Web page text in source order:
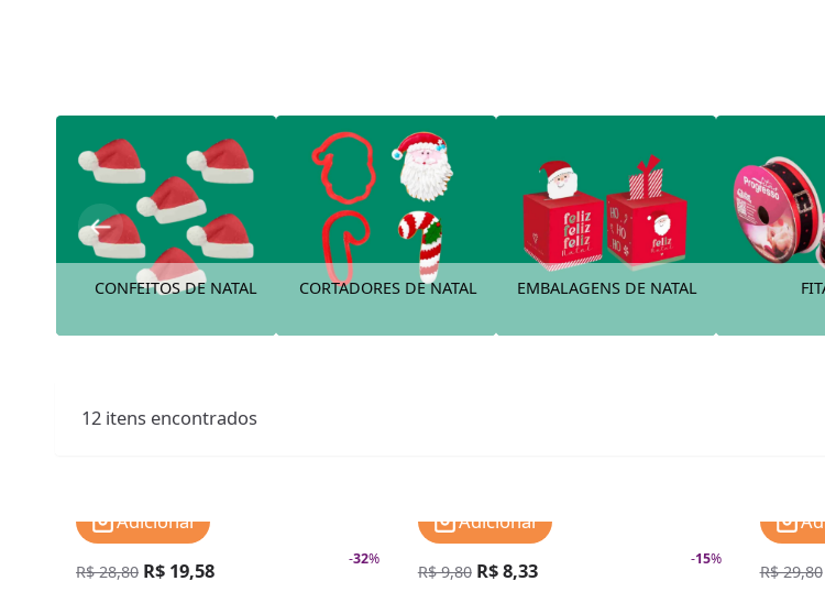
CONFEITOS DE NATAL CORTADORES DE NATAL EMBALAGENS DE NATAL
12 itens encontrados
-32%
R$ 28,80 R$ 19,58
Adicionar
-15%
R$ 9,80 R$ 8,33
Adicionar
R$ 29,80